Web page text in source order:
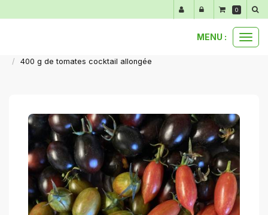
MENU :
400 g de tomates cocktail allongée
0